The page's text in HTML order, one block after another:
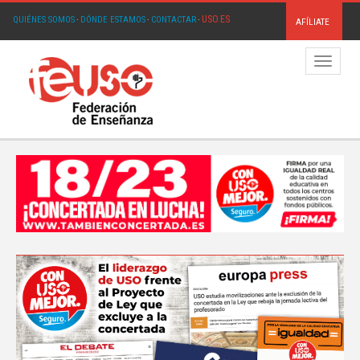
QUIÉNES SOMOS· DÓNDE ESTAMOS· CONTACTAR· USO.ES AFÍLIATE
Menú